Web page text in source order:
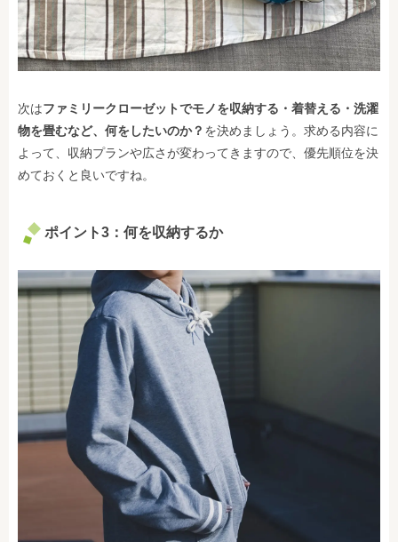
次はファミリークローゼットでモノを収納する・着替える・洗濯
物を畳むなど、何をしたいのか？ を決めましょう。求める内容に
よって、収納プランや広さが変わってきますので、優先順位を決
めておくと良いですね。
ポイント3：何を収納するか